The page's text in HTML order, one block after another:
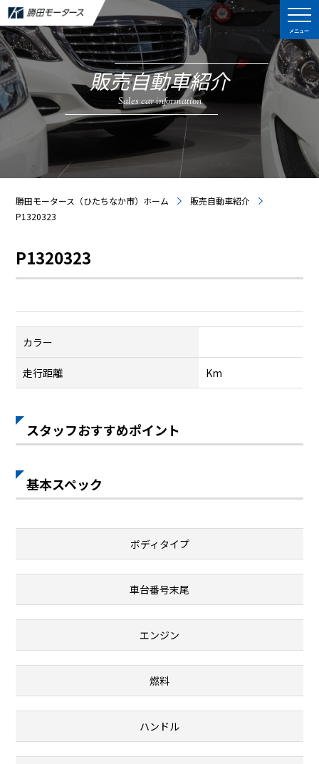
メニュー
販売自動車紹介
Sales car information
勝田モータース（ひたちなか市）ホーム
販売自動車紹介
P1320323
P1320323
カラー
走行距離 Km
スタッフおすすめポイント
基本スペック
ボディタイプ
車台番号末尾
エンジン
燃料
ハンドル